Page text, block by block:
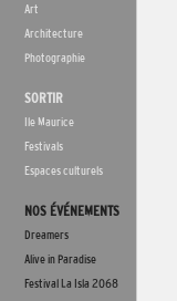
Art
Architecture
Photographie
SORTIR
Ile Maurice
Festivals
Espaces culturels
NOS ÉVÉNEMENTS
Dreamers
Alive in Paradise
Festival La Isla 2068